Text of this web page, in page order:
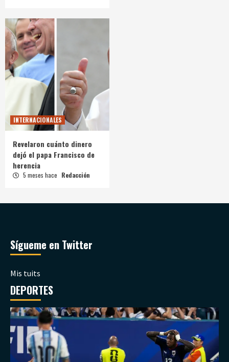
INTERNACIONALES
Revelaron cuánto dinero
dejó el papa Francisco de
herencia
5 meses hace Redacción
Sígueme en Twitter
Mis tuits
DEPORTES